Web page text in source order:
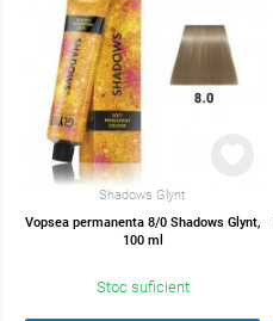
Shadows Glynt
Vopsea permanenta 8/0 Shadows Glynt,
100 ml
Stoc suficient